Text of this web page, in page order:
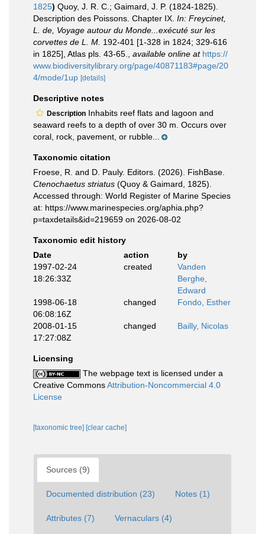
1825) Quoy, J. R. C.; Gaimard, J. P. (1824-1825).
Description des Poissons. Chapter IX. In: Freycinet,
L. de, Voyage autour du Monde...exécuté sur les
corvettes de L. M. 192-401 [1-328 in 1824; 329-616
in 1825], Atlas pls. 43-65.
available online at https://
www.biodiversitylibrary.org/page/40871183#page/20
4/mode/1up [details]
Descriptive notes
Description Inhabits reef flats and lagoon and
seaward reefs to a depth of over 30 m. Occurs over
coral, rock, pavement, or rubble...
Taxonomic citation
Froese, R. and D. Pauly. Editors. (2026). FishBase.
Ctenochaetus striatus (Quoy & Gaimard, 1825).
Accessed through: World Register of Marine Species
at: https://www.marinespecies.org/aphia.php?
p=taxdetails&id=219659 on 2026-08-02
Taxonomic edit history
Date
action
by
1997-02-24
18:26:33Z
created
Vanden
Berghe,
Edward
1998-06-18
06:08:16Z
changed Fondo, Esther
2008-01-15
17:27:08Z
changed Bailly, Nicolas
Licensing
The webpage text is licensed under a
Creative CommonsAttribution-Noncommercial 4.0
License
[taxonomic tree] [clear cache]
Sources (9)
Documented distribution (23) Notes (1)
Attributes (7) Vernaculars (4)